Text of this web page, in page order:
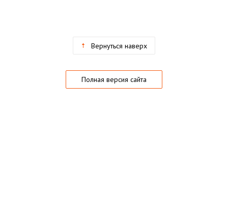
Вернуться наверх
Полная версия сайта